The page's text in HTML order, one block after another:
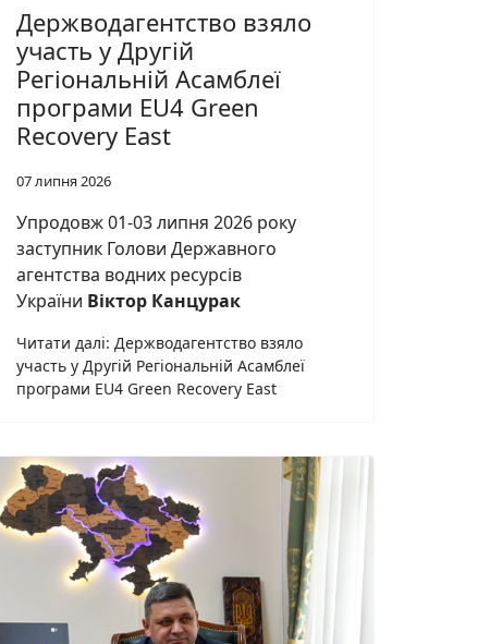
Держводагентство взяло
участь у Другій
Регіональній Асамблеї
програми EU4 Green
Recovery East
07 липня 2026
Упродовж 01-03 липня 2026 року
заступник Голови Державного
агентства водних ресурсів
України Віктор Канцурак
Читати далі: Держводагентство взяло
участь у Другій Регіональній Асамблеї
програми EU4 Green Recovery East